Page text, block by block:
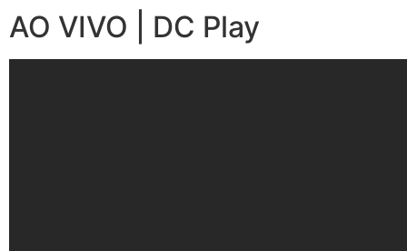
AO VIVO | DC Play